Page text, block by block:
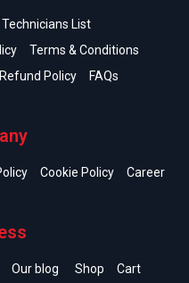
List
Terms & Conditions
Refund Policy FAQs
Cookie Policy Career
Our blog Shop Cart